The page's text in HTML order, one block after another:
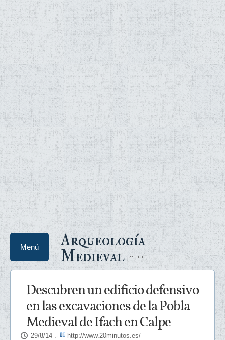
Arqueología
Medieval
Menú
Descubren un edificio defensivo
en las excavaciones de la Pobla
Medieval de Ifach en Calpe
29/8/14 .- http://www.20minutos.es/